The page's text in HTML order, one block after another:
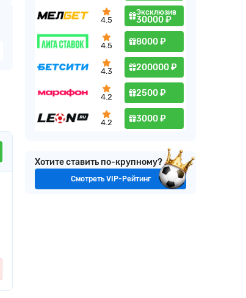
4.5
Эксклюзив
30000 ₽
4.5 8000 ₽
4.3 200000 ₽
4.2 2500 ₽
4.2 3000 ₽
Хотите ставить по-крупному?
Смотреть VIP-Рейтинг